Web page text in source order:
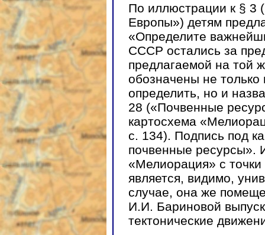
По иллюстрации к § 3
Европы») детям
«Определите
СССР остались за
предлагаемой на той
обозначены не только
определить, но и
28 («Почвенные
картосхема
с. 134). Подпись под
почвенные ресурсы».
«Мелиорация» с
является, видимо,
случае, она же
И.И. Бариновой
тектонические